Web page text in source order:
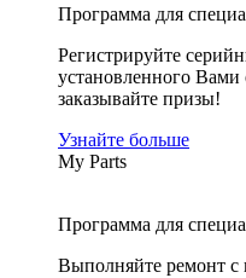
Программа для
Регистрируйте
установленного Вами
заказывайте призы!
Узнайте больше
My Parts
Программа для
Выполняйте ремонт с